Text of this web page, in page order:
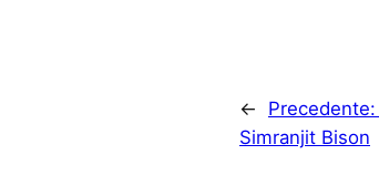
← Precedente:
Simranjit Bison